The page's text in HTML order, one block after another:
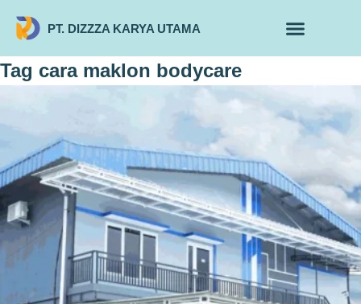
PT. DIZZZA KARYA UTAMA
Tag cara maklon bodycare